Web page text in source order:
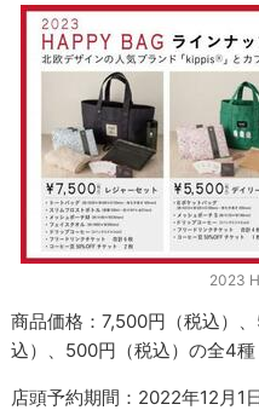
2023
商品価格：7,500円（税込）
込）、500円（税込）の全4種
店頭予約期間：2022年12月1